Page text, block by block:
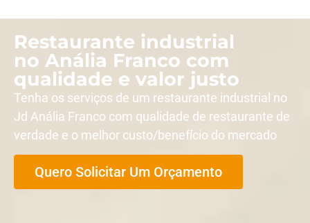
Restaurante industrial
no Anália Franco com
qualidade e valor justo
Tenha os serviços de um restaurante industrial no
Jd Anália Franco com qualidade de restaurante de
verdade e o melhor custo/benefício do mercado
Quero Solicitar Um Orçamento